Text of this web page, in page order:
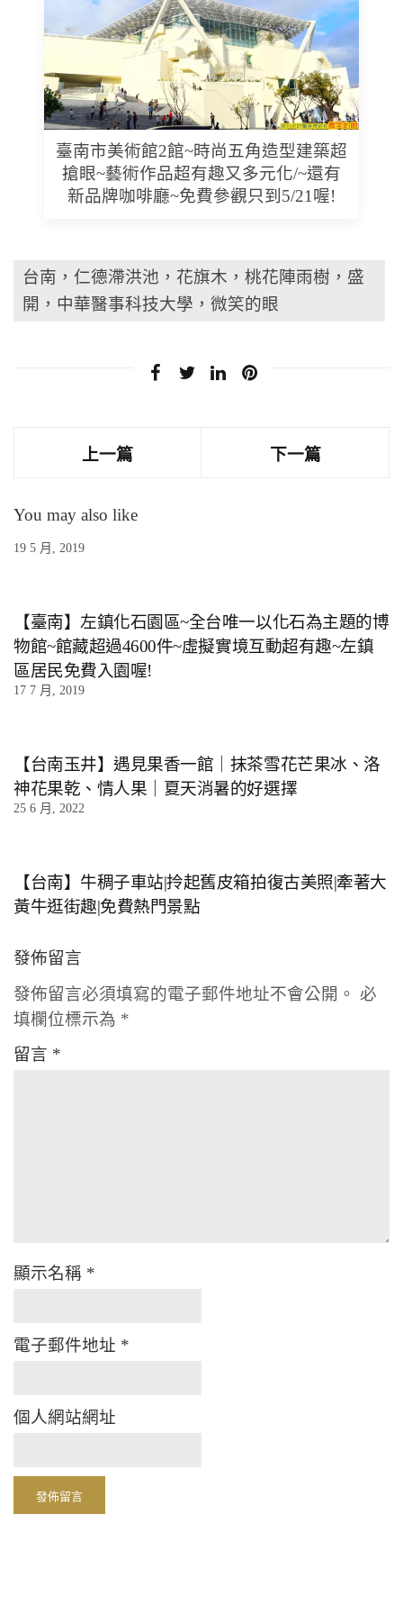
臺南市美術館2館~時尚五角造型建築超
搶眼~藝術作品超有趣又多元化/~還有
新品牌咖啡廳~免費參觀只到5/21喔!
台南，仁德滯洪池，花旗木，桃花陣雨樹，盛
開，中華醫事科技大學，微笑的眼
上一篇 下一篇
You may also like
19 5 月, 2019
【臺南】左鎮化石園區~全台唯一以化石為主題的博
物館~館藏超過4600件~虛擬實境互動超有趣~左鎮
區居民免費入園喔!
17 7 月, 2019
【台南玉井】遇見果香一館｜抹茶雪花芒果冰、洛
神花果乾、情人果｜夏天消暑的好選擇
25 6 月, 2022
【台南】牛稠子車站|拎起舊皮箱拍復古美照|牽著大
黃牛逛街趣|免費熱門景點
發佈留言
發佈留言必須填寫的電子郵件地址不會公開。
必
填欄位標示為 *
留言 *
顯示名稱 *
電子郵件地址 *
個人網站網址